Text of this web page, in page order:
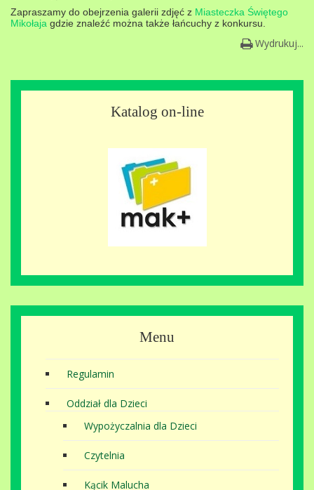
Zapraszamy do obejrzenia galerii zdjęć z Miasteczka Świętego
Mikołaja gdzie znaleźć można także łańcuchy z konkursu.
Wydrukuj...
Katalog on-line
Menu
Regulamin
Oddział dla Dzieci
Wypożyczalnia dla Dzieci
Czytelnia
Kącik Malucha